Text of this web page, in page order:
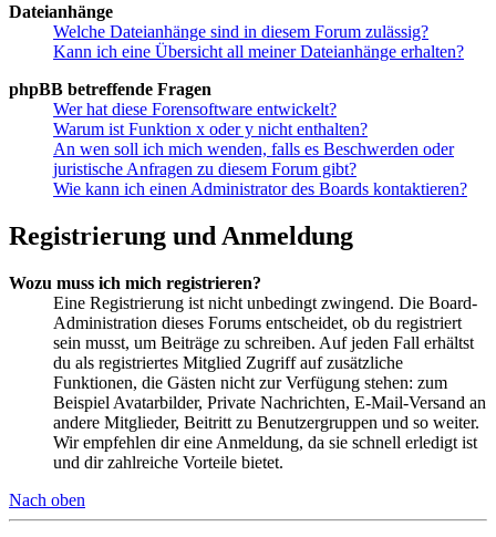
Dateianhänge
Welche Dateianhänge sind in diesem Forum zulässig?
Kann ich eine Übersicht all meiner Dateianhänge erhalten?
phpBB betreffende Fragen
Wer hat diese Forensoftware entwickelt?
Warum ist Funktion x oder y nicht enthalten?
An wen soll ich mich wenden, falls es Beschwerden oder
juristische Anfragen zu diesem Forum gibt?
Wie kann ich einen Administrator des Boards kontaktieren?
Registrierung und Anmeldung
Wozu muss ich mich registrieren?
Eine Registrierung ist nicht unbedingt zwingend. Die Board-
Administration dieses Forums entscheidet, ob du registriert
sein musst, um Beiträge zu schreiben. Auf jeden Fall erhältst
du als registriertes Mitglied Zugriff auf zusätzliche
Funktionen, die Gästen nicht zur Verfügung stehen: zum
Beispiel Avatarbilder, Private Nachrichten, E-Mail-Versand an
andere Mitglieder, Beitritt zu Benutzergruppen und so weiter.
Wir empfehlen dir eine Anmeldung, da sie schnell erledigt ist
und dir zahlreiche Vorteile bietet.
Nach oben